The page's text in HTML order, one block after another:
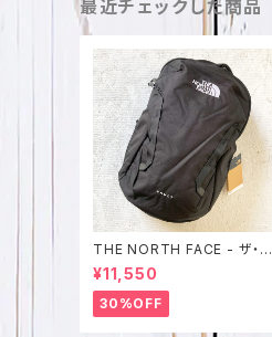
最近チェックした商品
THE NORTH FACE - ザ・ノ
ース・フェイス バックパック V
AULT bnf0a3vy2jk3
¥11,550
30%OFF